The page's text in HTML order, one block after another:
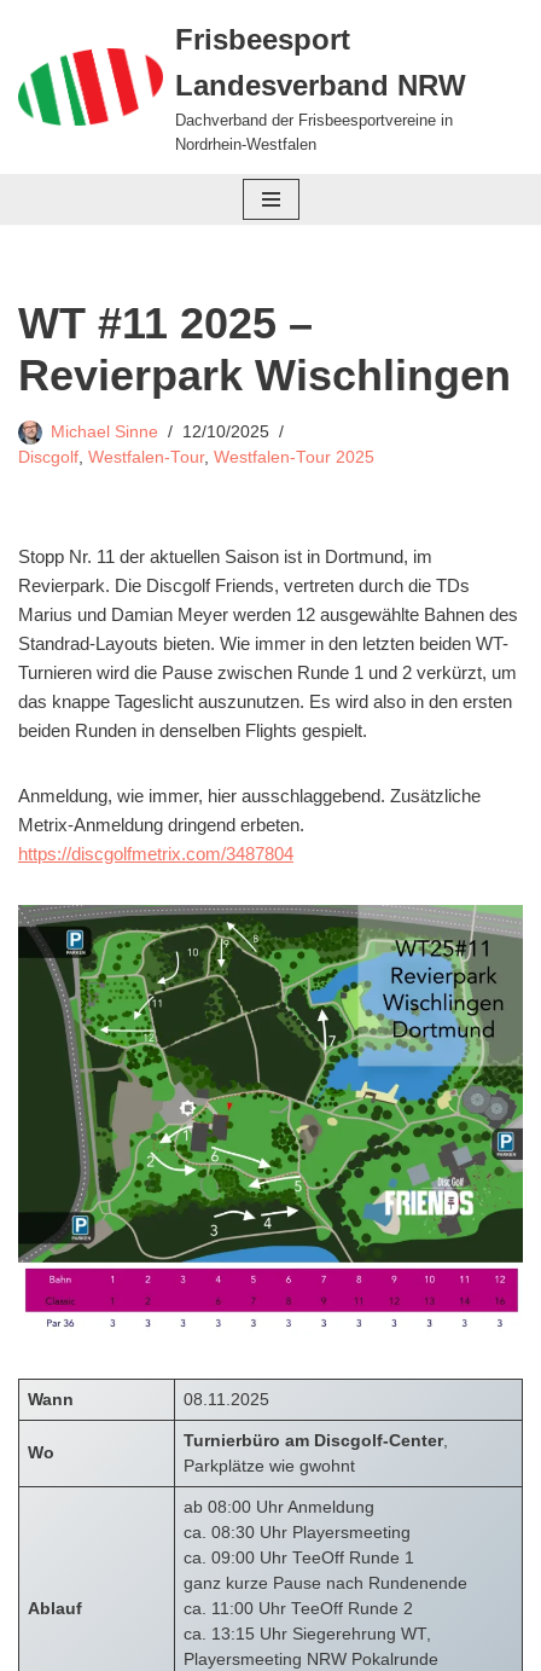
Zum
Inhalt
springen
Frisbeesport
Landesverband NRW
Dachverband der Frisbeesportvereine in
Nordrhein-Westfalen
WT #11 2025 –
Revierpark Wischlingen
Michael Sinne
12/10/2025
Discgolf, Westfalen-Tour, Westfalen-Tour 2025
Stopp Nr. 11 der aktuellen Saison ist in Dortmund, im
Revierpark. Die Discgolf Friends, vertreten durch die TDs
Marius und Damian Meyer werden 12 ausgewählte Bahnen des
Standrad-Layouts bieten. Wie immer in den letzten beiden WT-
Turnieren wird die Pause zwischen Runde 1 und 2 verkürzt, um
das knappe Tageslicht auszunutzen. Es wird also in den ersten
beiden Runden in denselben Flights gespielt.
Anmeldung, wie immer, hier ausschlaggebend. Zusätzliche
Metrix-Anmeldung dringend erbeten.
https://discgolfmetrix.com/3487804
Wann 08.11.2025
Wo
Turnierbüro am Discgolf-Center,
Parkplätze wie gwohnt
Ablauf
ab 08:00 Uhr Anmeldung
ca. 08:30 Uhr Playersmeeting
ca. 09:00 Uhr TeeOff Runde 1
ganz kurze Pause nach Rundenende
ca. 11:00 Uhr TeeOff Runde 2
ca. 13:15 Uhr Siegerehrung WT,
Playersmeeting NRW Pokalrunde